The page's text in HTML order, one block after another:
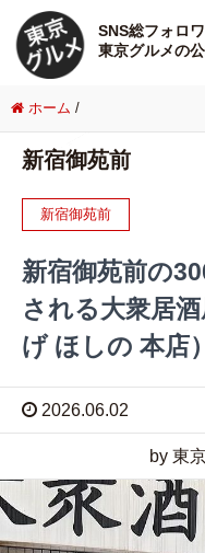
SNS総フォロ
東京グルメの
ホーム /
新宿御苑前
新宿御苑前
新宿御苑前の
される大衆居
げ ほしの 本店）
2026.06.02
by 東